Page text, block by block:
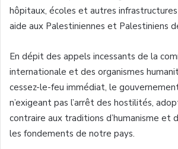
hôpitaux, écoles et autres
aide aux Palestiniennes et Palestiniens
En dépit des appels incessants de la
internationale et des organismes
cessez-le-feu immédiat, le
n’exigeant pas l’arrêt des hostilités,
contraire aux traditions d’humanisme et
les fondements de notre pays.